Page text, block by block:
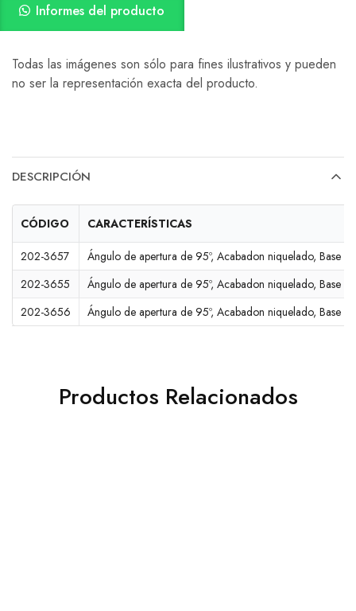
Informes del producto
Todas las imágenes son sólo para fines ilustrativos y pueden
no ser la representación exacta del producto.
DESCRIPCIÓN
CÓDIGO CARACTERÍSTICAS
202-3657
Ángulo de apertura de 95º, Acabadon niquelado, Base
202-3655
Ángulo de apertura de 95º, Acabadon niquelado, Base
202-3656
Ángulo de apertura de 95º, Acabadon niquelado, Base
Productos Relacionados